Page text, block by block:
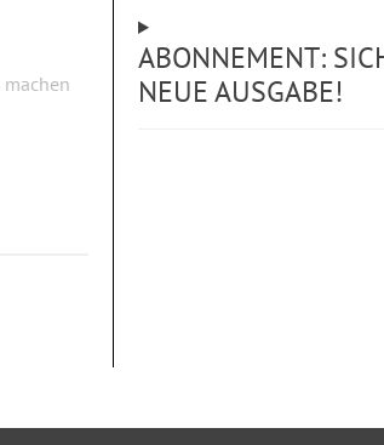
machen
ABONNEMENT:
NEUE AUSGABE!